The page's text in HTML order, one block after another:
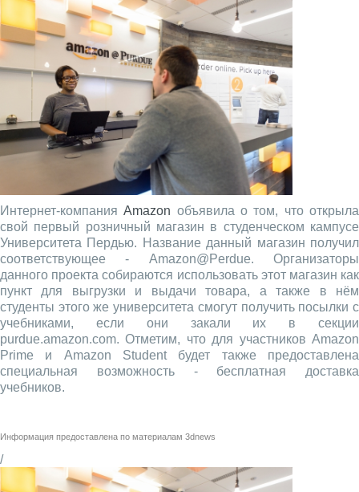
Интернет-компанияAmazon объявила о том, что открыла
свой первый розничный магазин в студенческом кампусе
Университета Пердью. Название данный магазин получил
соответствующее - Amazon@Perdue. Организаторы
данного проекта собираются использовать этот магазин как
пункт для выгрузки и выдачи товара, а также в нём
студенты этого же университета смогут получить посылки с
учебниками, если они закали их в секции
purdue.amazon.com. Отметим, что для участников Amazon
Prime и Amazon Student будет также предоставлена
специальная возможность - бесплатная доставка
учебников.
Информация предоставлена по материалам 3dnews
/